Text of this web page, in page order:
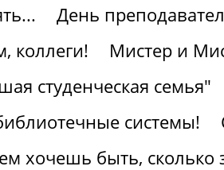
День
коллеги!
Мистер и
студенческая семья"
системы!
хочешь быть, сколько